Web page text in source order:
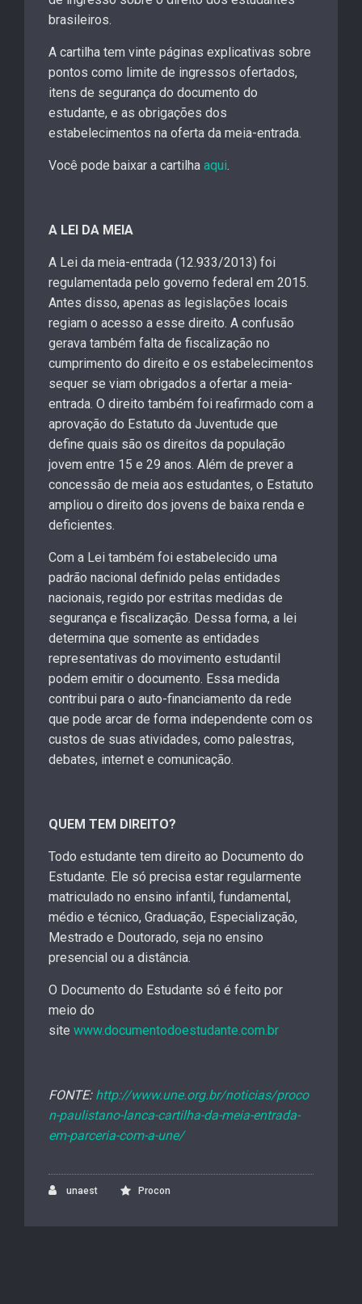
brasileiros.
A cartilha tem vinte páginas explicativas sobre
pontos como limite de ingressos ofertados,
itens de segurança do documento do
estudante, e as obrigações dos
estabelecimentos na oferta da meia-entrada.
Você pode baixar a cartilha aqui.
A LEI DA MEIA
A Lei da meia-entrada (12.933/2013) foi
regulamentada pelo governo federal em 2015.
Antes disso, apenas as legislações locais
regiam o acesso a esse direito. A confusão
gerava também falta de fiscalização no
cumprimento do direito e os estabelecimentos
sequer se viam obrigados a ofertar a meia-
entrada. O direito também foi reafirmado com a
aprovação do Estatuto da Juventude que
define quais são os direitos da população
jovem entre 15 e 29 anos. Além de prever a
concessão de meia aos estudantes, o Estatuto
ampliou o direito dos jovens de baixa renda e
deficientes.
Com a Lei também foi estabelecido uma
padrão nacional definido pelas entidades
nacionais, regido por estritas medidas de
segurança e fiscalização. Dessa forma, a lei
determina que somente as entidades
representativas do movimento estudantil
podem emitir o documento. Essa medida
contribui para o auto-financiamento da rede
que pode arcar de forma independente com os
custos de suas atividades, como palestras,
debates, internet e comunicação.
QUEM TEM DIREITO?
Todo estudante tem direito ao Documento do
Estudante. Ele só precisa estar regularmente
matriculado no ensino infantil, fundamental,
médio e técnico, Graduação, Especialização,
Mestrado e Doutorado, seja no ensino
presencial ou a distância.
O Documento do Estudante só é feito por
meio do
site www.documentodoestudante.com.br
FONTE: http://www.une.org.br/noticias/proco
n-paulistano-lanca-cartilha-da-meia-entrada-
em-parceria-com-a-une/
unaest Procon